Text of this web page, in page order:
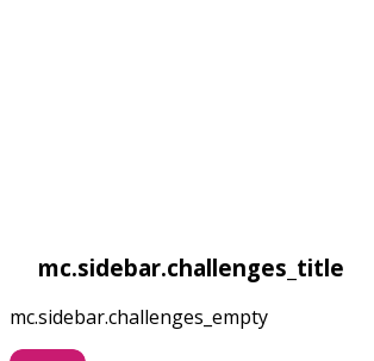
mc.sidebar.challenges_title
mc.sidebar.challenges_empty